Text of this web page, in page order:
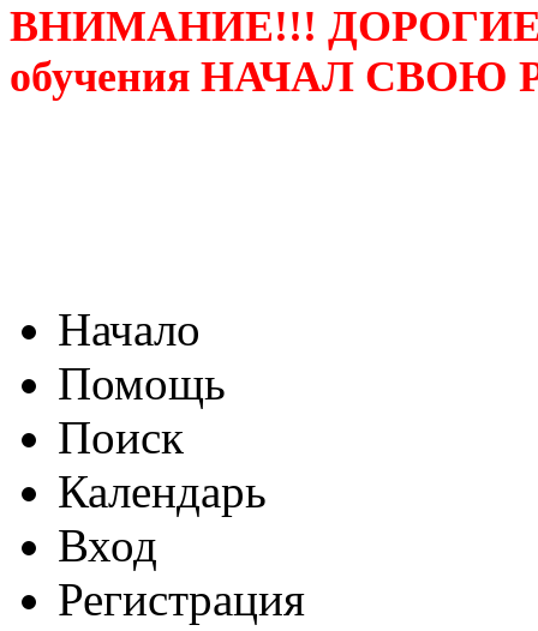
ВНИМАНИЕ!!!
обучения НАЧАЛ СВОЮ
Начало
Помощь
Поиск
Календарь
Вход
Регистрация